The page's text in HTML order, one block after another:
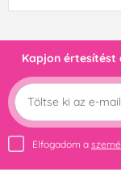
Kapjon
Elfogadom a